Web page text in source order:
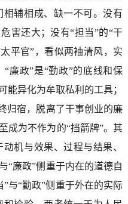
辅相成、缺一不可。没有
害还大；没有“担当”的“干
平官”，看似两袖清风，实
廉政”是“勤政”的底线和保
能异化为牟取私利的工具；
归宿，脱离了干事创业的廉
成为不作为的“挡箭牌”。其
机与效果、过程与结果、
“廉政”侧重于内在的道德自
与“勤政”侧重于外在的实际